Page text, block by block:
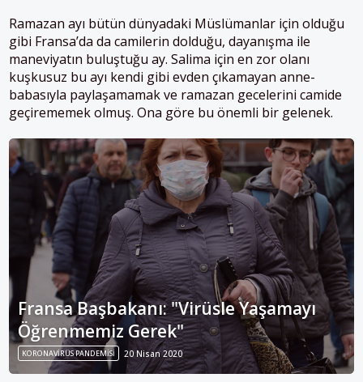
Ramazan ayı bütün dünyadaki Müslümanlar için olduğu
gibi Fransa’da da camilerin dolduğu, dayanışma ile
maneviyatın buluştuğu ay. Salima için en zor olanı
kuşkusuz bu ayı kendi gibi evden çıkamayan anne-
babasıyla paylaşamamak ve ramazan gecelerini camide
geçirememek olmuş. Ona göre bu önemli bir gelenek.
Fransa Başbakanı: "Virüsle Yaşamayı
Öğrenmemiz Gerek"
KORONAVIRÜS PANDEMISI 20 Nisan 2020